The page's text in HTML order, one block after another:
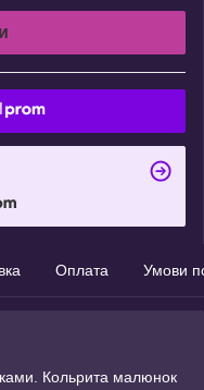
Оплата Умови
Кольрита малюнок